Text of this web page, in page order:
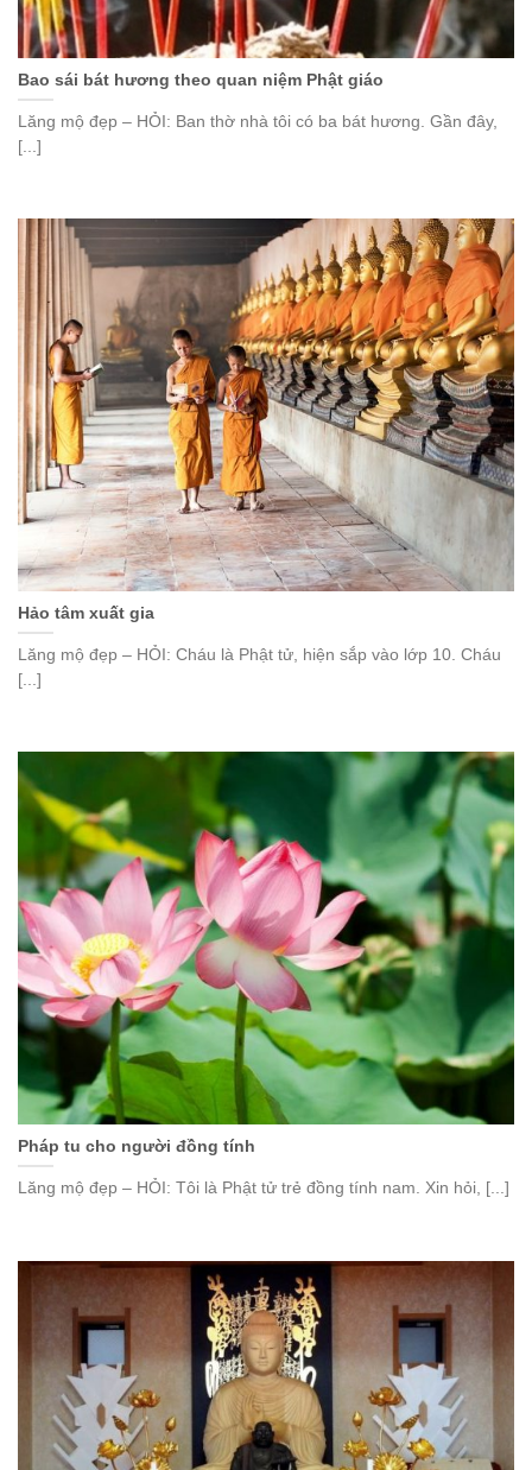
Bao sái bát hương theo quan niệm Phật giáo
Lăng mộ đẹp – HỎI: Ban thờ nhà tôi có ba bát hương. Gần đây,
[...]
Hảo tâm xuất gia
Lăng mộ đẹp – HỎI: Cháu là Phật tử, hiện sắp vào lớp 10. Cháu
[...]
Pháp tu cho người đồng tính
Lăng mộ đẹp – HỎI: Tôi là Phật tử trẻ đồng tính nam. Xin hỏi, [...]